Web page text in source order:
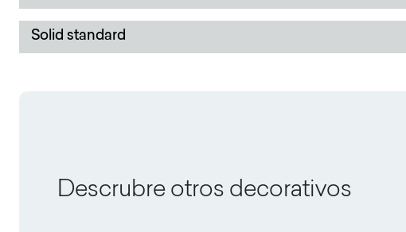
Solid standard
Descrubre otros decorativos